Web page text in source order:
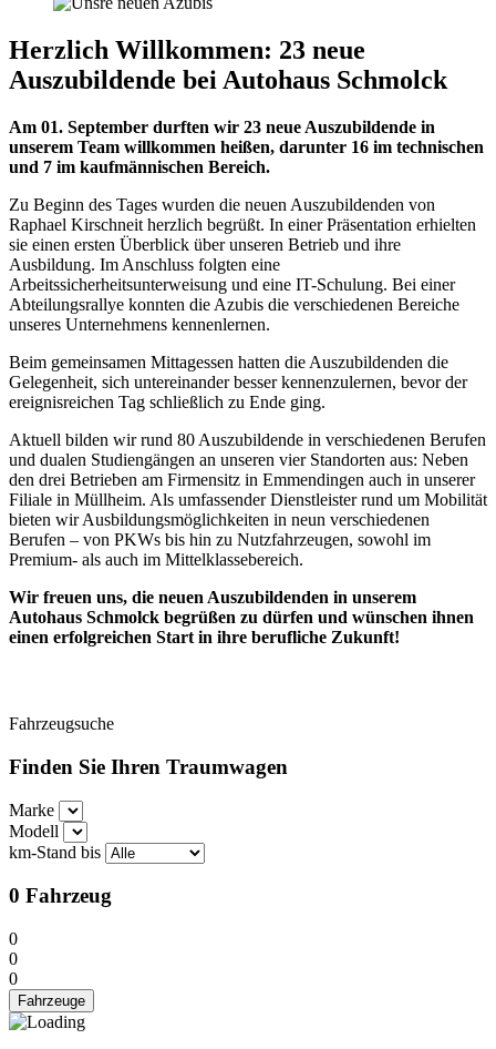
Herzlich Willkommen: 23 neue
Auszubildende bei Autohaus Schmolck
Am 01. September durften wir 23 neue Auszubildende in
unserem Team willkommen heißen, darunter 16 im technischen
und 7 im kaufmännischen Bereich.
Zu Beginn des Tages wurden die neuen Auszubildenden von
Raphael Kirschneit herzlich begrüßt. In einer Präsentation erhielten
sie einen ersten Überblick über unseren Betrieb und ihre
Ausbildung. Im Anschluss folgten eine
Arbeitssicherheitsunterweisung und eine IT-Schulung. Bei einer
Abteilungsrallye konnten die Azubis die verschiedenen Bereiche
unseres Unternehmens kennenlernen.
Beim gemeinsamen Mittagessen hatten die Auszubildenden die
Gelegenheit, sich untereinander besser kennenzulernen, bevor der
ereignisreichen Tag schließlich zu Ende ging.
Aktuell bilden wir rund 80 Auszubildende in verschiedenen Berufen
und dualen Studiengängen an unseren vier Standorten aus: Neben
den drei Betrieben am Firmensitz in Emmendingen auch in unserer
Filiale in Müllheim. Als umfassender Dienstleister rund um Mobilität
bieten wir Ausbildungsmöglichkeiten in neun verschiedenen
Berufen – von PKWs bis hin zu Nutzfahrzeugen, sowohl im
Premium- als auch im Mittelklassebereich.
Wir freuen uns, die neuen Auszubildenden in unserem
Autohaus Schmolck begrüßen zu dürfen und wünschen ihnen
einen erfolgreichen Start in ihre berufliche Zukunft!
Fahrzeugsuche
Finden Sie Ihren Traumwagen
Marke
Modell
km-Stand bis
0 Fahrzeug
0
0
0
Fahrzeuge